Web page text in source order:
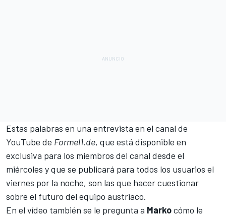
Estas palabras en una entrevista en el canal de
YouTube de Formel1.de, que está disponible en
exclusiva para los miembros del canal desde el
miércoles y que se publicará para todos los usuarios el
viernes por la noche, son las que hacer cuestionar
sobre el futuro del equipo austriaco.
En el vídeo también se le pregunta a Markocómo le